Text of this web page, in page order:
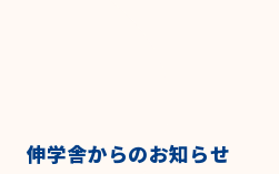
伸学舎からのお知らせ